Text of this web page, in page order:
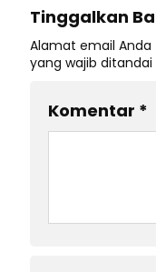
Tinggalkan
Alamat email Anda
yang wajib ditandai
Komentar *